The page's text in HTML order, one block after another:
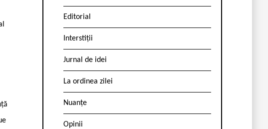
Editorial
Interstiții
Jurnal de idei
La ordinea zilei
Nuanțe
Opinii